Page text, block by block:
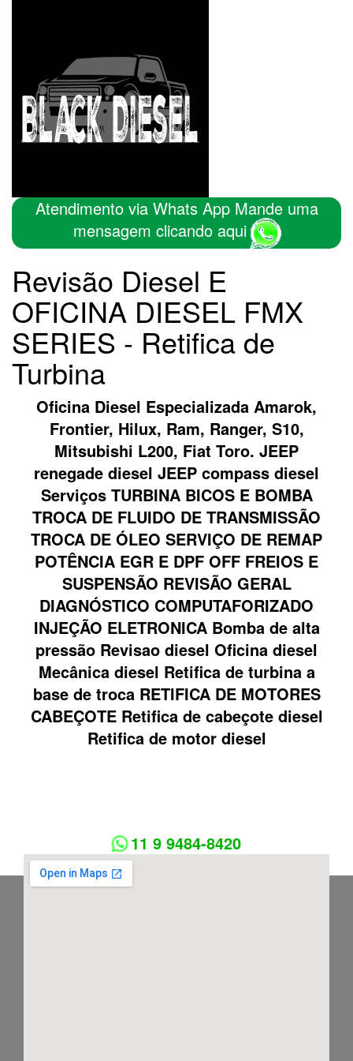
Atendimento via Whats App Mande uma
mensagem clicando aqui
Revisão Diesel E
OFICINA DIESEL FMX
SERIES - Retifica de
Turbina
Oficina Diesel Especializada Amarok,
Frontier, Hilux, Ram, Ranger, S10,
Mitsubishi L200, Fiat Toro. JEEP
renegade diesel JEEP compass diesel
Serviços TURBINA BICOS E BOMBA
TROCA DE FLUIDO DE TRANSMISSÃO
TROCA DE ÓLEO SERVIÇO DE REMAP
POTÊNCIA EGR E DPF OFF FREIOS E
SUSPENSÃO REVISÃO GERAL
DIAGNÓSTICO COMPUTAFORIZADO
INJEÇÃO ELETRONICA Bomba de alta
pressão Revisao diesel Oficina diesel
Mecânica diesel Retifica de turbina a
base de troca RETIFICA DE MOTORES
CABEÇOTE Retifica de cabeçote diesel
Retifica de motor diesel
11 9 9484-8420